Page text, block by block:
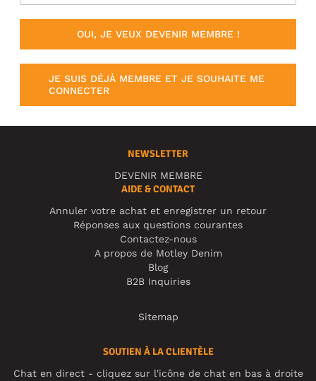
OUI, JE VEUX DEVENIR MEMBRE !
JE SUIS DÉJÀ MEMBRE ET JE SOUHAITE ME
CONNECTER
NEWSLETTER
DEVENIR MEMBRE
AIDE & CONTACT
Annuler votre achat et enregistrer un retour
Réponses aux questions courantes
Contactez-nous
A propos de Motley Denim
Blog
B2B Inquiries
Sitemap
SOUTIEN À LA CLIENTÈLE
Chat en direct - cliquez sur l'icône de chat en bas à droite